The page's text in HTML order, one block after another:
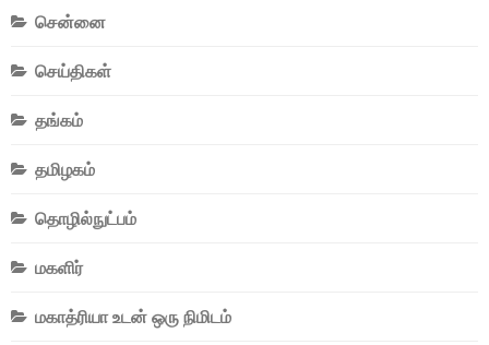
சென்னை
செய்திகள்
தங்கம்
தமிழகம்
தொழில்நுட்பம்
மகளிர்
மகாத்ரியா உடன் ஒரு நிமிடம்